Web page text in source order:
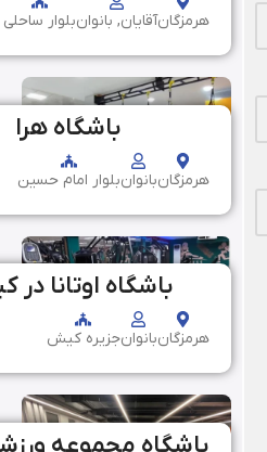
هرمزگانآقایان, بانوانبلوار ساحلی
باشگاه هرا
هرمزگانبانوانبلوار امام حسین
باشگاه اوتانا
هرمزگانبانوانجزیره کیش